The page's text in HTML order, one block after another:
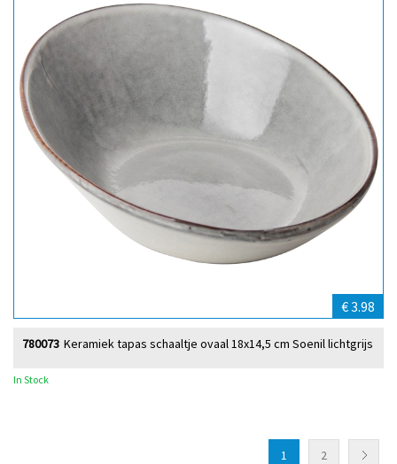
€ 3.98
Keramiek tapas schaaltje ovaal 18x14,5 cm Soenil lichtgrijs
780073
In Stock
1 2